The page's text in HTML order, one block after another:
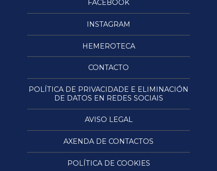
FACEBOOK
INSTAGRAM
HEMEROTECA
CONTACTO
POLÍTICA DE PRIVACIDADE E ELIMINACIÓN
DE DATOS EN REDES SOCIAIS
AVISO LEGAL
AXENDA DE CONTACTOS
POLÍTICA DE COOKIES